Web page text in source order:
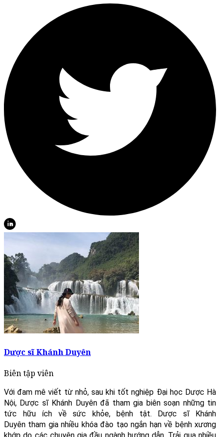
Dược sĩ Khánh Duyên
Biên tập viên
Với đam mê viết từ nhỏ, sau khi tốt nghiệp Đại học Dược Hà
Nội, Dược sĩ Khánh Duyên đã tham gia biên soạn những tin
tức hữu ích về sức khỏe, bệnh tật. Dược sĩ Khánh
Duyên tham gia nhiều khóa đào tạo ngắn hạn về bệnh xương